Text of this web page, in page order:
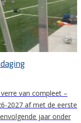
van compleet –
2027 af met de eerste
jaar onder